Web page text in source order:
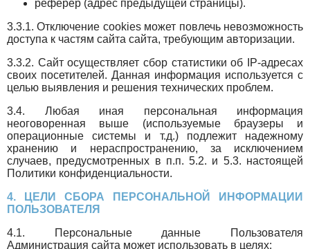
реферер (адрес предыдущей страницы).
3.3.1. Отключение cookies может повлечь невозможность
доступа к частям сайта сайта, требующим авторизации.
3.3.2. Сайт осуществляет сбор статистики об IP-адресах
своих посетителей. Данная информация используется с
целью выявления и решения технических проблем.
3.4. Любая иная персональная информация
неоговоренная выше (используемые браузеры и
операционные системы и т.д.) подлежит надежному
хранению и нераспространению, за исключением
случаев, предусмотренных в п.п. 5.2. и 5.3. настоящей
Политики конфиденциальности.
4. ЦЕЛИ СБОРА ПЕРСОНАЛЬНОЙ ИНФОРМАЦИИ
ПОЛЬЗОВАТЕЛЯ
4.1. Персональные данные Пользователя
Администрация сайта может использовать в целях: